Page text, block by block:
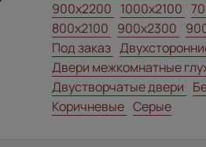
900x2200 1000x2100
800x2100 900x2300
Под заказ
Двери межкомнатные
Двустворчатые двери
Коричневые Серые